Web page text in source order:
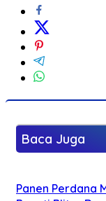
Baca Juga
Panen Perdana